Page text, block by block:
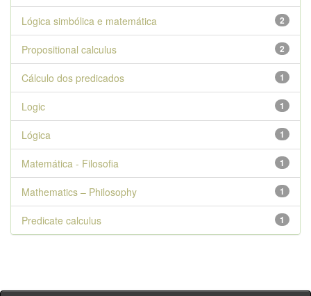
2
Lógica simbólica e matemática
2
Propositional calculus
1
Cálculo dos predicados
1
Logic
1
Lógica
1
Matemática - Filosofia
1
Mathematics – Philosophy
1
Predicate calculus